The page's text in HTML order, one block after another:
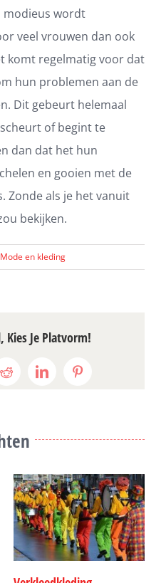
modieus wordt
veel vrouwen dan ook
komt regelmatig voor dat
hun problemen aan de
Dit gebeurt helemaal
of begint te
dan dat het hun
en gooien met de
Zonde als je het vanuit
bekijken.
Mode en kleding
Kies Je Platvorm!
RedditLinkedInPinterest